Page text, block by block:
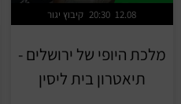
קיבוץ יגור 20:30 12.08
מלכת היופי של ירושלים -
תיאטרון בית ליסין